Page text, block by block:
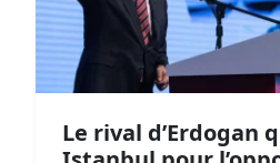
Le rival d’Erdogan